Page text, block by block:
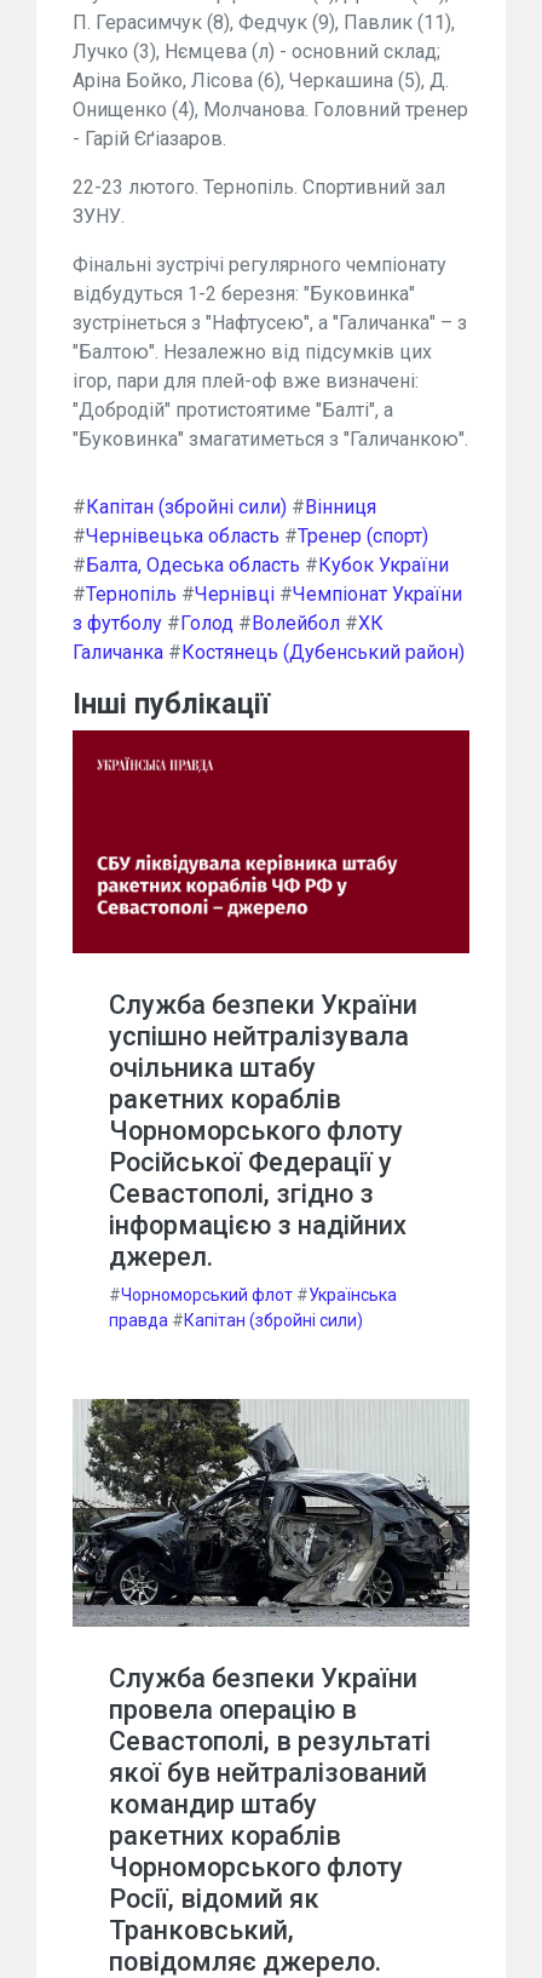
П. Герасимчук (8), Федчук (9), Павлик (11),
Лучко (3), Нємцева (л) - основний склад;
Аріна Бойко, Лісова (6), Черкашина (5), Д.
Онищенко (4), Молчанова. Головний тренер
- Гарій Єґіазаров.
22-23 лютого. Тернопіль. Спортивний зал
ЗУНУ.
Фінальні зустрічі регулярного чемпіонату
відбудуться 1-2 березня: "Буковинка"
зустрінеться з "Нафтусею", а "Галичанка" – з
"Балтою". Незалежно від підсумків цих
ігор, пари для плей-оф вже визначені:
"Добродій" протистоятиме "Балті", а
"Буковинка" змагатиметься з "Галичанкою".
#Капітан (збройні сили) #Вінниця
#Чернівецька область #Тренер (спорт)
#Балта, Одеська область #Кубок України
#Тернопіль #Чернівці #Чемпіонат України
з футболу #Голод #Волейбол #ХК
Галичанка #Костянець (Дубенський район)
Інші публікації
Служба безпеки України
успішно нейтралізувала
очільника штабу
ракетних кораблів
Чорноморського флоту
Російської Федерації у
Севастополі, згідно з
інформацією з надійних
джерел.
#Чорноморський флот #Українська
правда #Капітан (збройні сили)
Служба безпеки України
провела операцію в
Севастополі, в результаті
якої був нейтралізований
командир штабу
ракетних кораблів
Чорноморського флоту
Росії, відомий як
Транковський,
повідомляє джерело.